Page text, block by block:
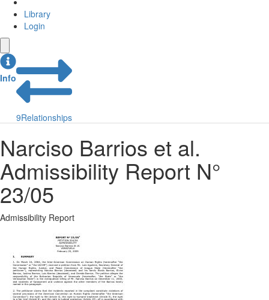
Library
Login
Info
9Relationships
Narciso Barrios et al.
Admissibility Report N°
23/05
Admissibility Report